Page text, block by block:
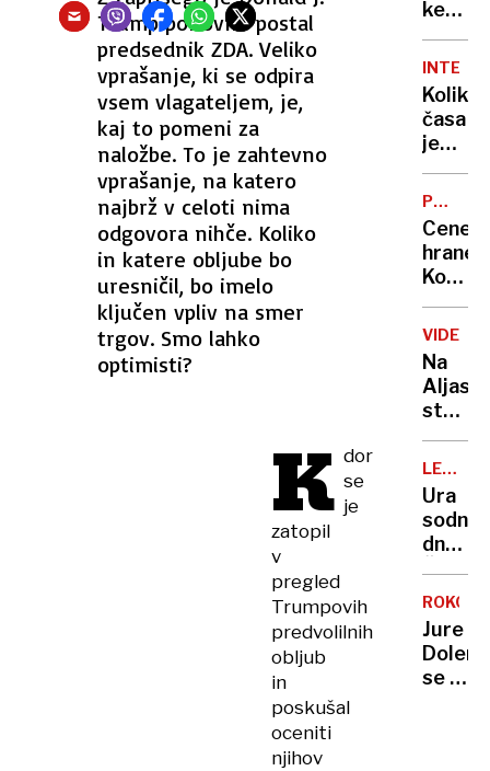
Trump ponovno postal
predsednik ZDA. Veliko
vprašanje, ki se odpira
vsem vlagateljem, je,
kaj to pomeni za
naložbe. To je zahtevno
vprašanje, na katero
najbrž v celoti nima
odgovora nihče. Koliko
in katere obljube bo
uresničil, bo imelo
ključen vpliv na smer
trgov. Smo lahko
optimisti?
K dor
se
je
zatopil
v
pregled
Trumpovih
predvolilnih
obljub
in
poskušal
oceniti
njihov
ker
ga je
ljubica
s
kislino
polila
po
Koliko
časa
je
ostalo
Cene
hrane:
Koliko
marže
VIDEO
Na
Aljaski
letalo.
LE
ŠE
89
SEKUND
Ura
dne:
še
nikoli
ni
bilo
bližje
Jure
se je